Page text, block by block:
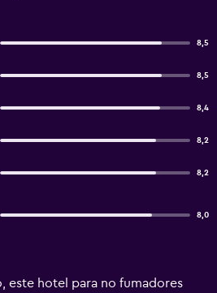
8,5
8,5
8,4
8,2
8,2
8,0
este hotel para no fumadores